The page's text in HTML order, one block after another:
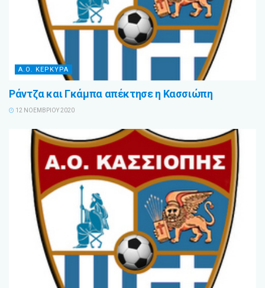
Α.Ο. ΚΕΡΚΥΡΑ
Ράντζα και Γκάμπα απέκτησε η Κασσιώπη
12 ΝΟΕΜΒΡΊΟΥ 2020